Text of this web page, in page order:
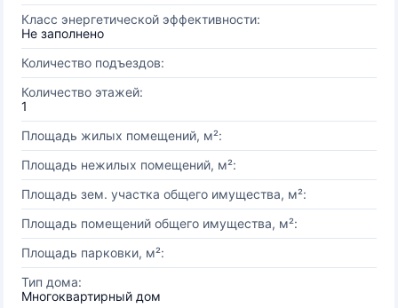
Класс энергетической эффективности:
Не заполнено
Количество подъездов:
Количество этажей:
1
Площадь жилых помещений, м²:
Площадь нежилых помещений, м²:
Площадь зем. участка общего имущества, м²:
Площадь помещений общего имущества, м²:
Площадь парковки, м²:
Тип дома:
Многоквартирный дом